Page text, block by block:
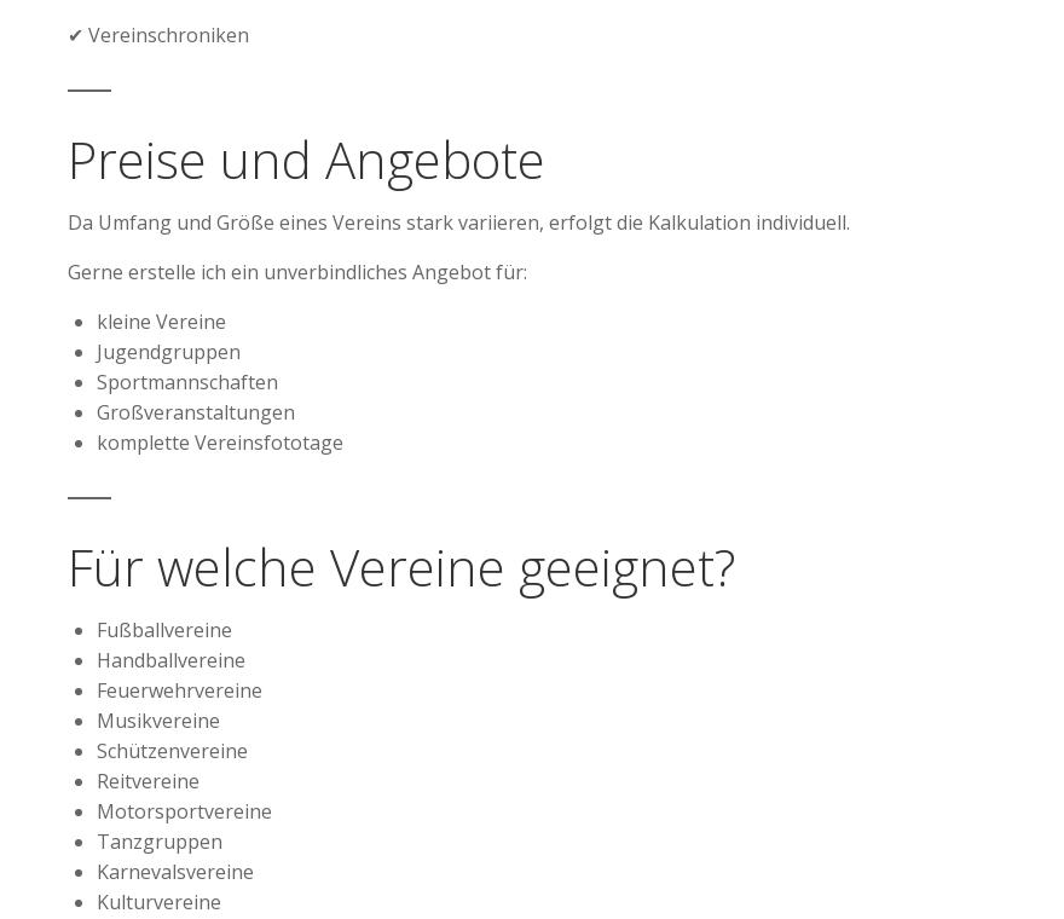
✔ Vereinschroniken
Preise und Angebote
Da Umfang und Größe eines Vereins stark variieren, erfolgt die Kalkulation individuell.
Gerne erstelle ich ein unverbindliches Angebot für:
kleine Vereine
Jugendgruppen
Sportmannschaften
Großveranstaltungen
komplette Vereinsfototage
Für welche Vereine geeignet?
Fußballvereine
Handballvereine
Feuerwehrvereine
Musikvereine
Schützenvereine
Reitvereine
Motorsportvereine
Tanzgruppen
Karnevalsvereine
Kulturvereine